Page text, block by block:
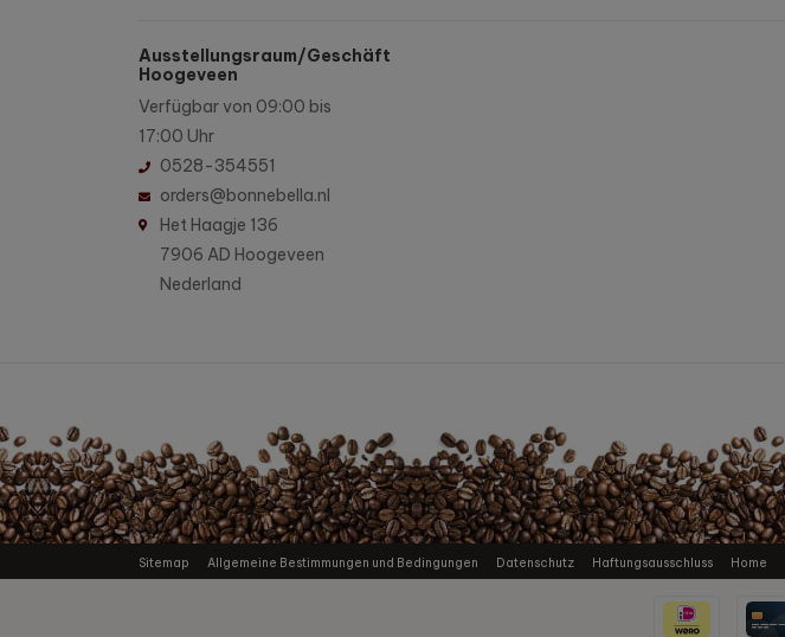
Ausstellungsraum/Geschäft
Hoogeveen
Verfügbar von 09:00 bis
17:00 Uhr
0528-354551
orders@bonnebella.nl
Het Haagje 136
7906 AD Hoogeveen
Nederland
Sitemap Allgemeine Bestimmungen und Bedingungen Datenschutz Haftungsausschluss Home